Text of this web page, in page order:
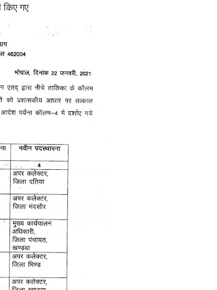
किए गए